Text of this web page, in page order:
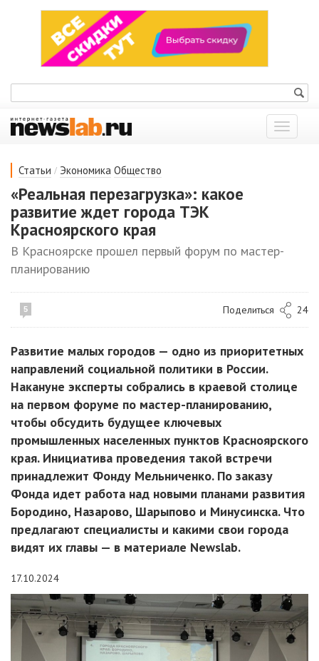
Показать
меню
Статьи / Экономика Общество
«Реальная перезагрузка»: какое
развитие ждет города ТЭК
Красноярского края
В Красноярске прошел первый форум по мастер-
планированию
5 Поделиться 24
Развитие малых городов — одно из приоритетных
направлений социальной политики в России.
Накануне эксперты собрались в краевой столице
на первом форуме по мастер-планированию,
чтобы обсудить будущее ключевых
промышленных населенных пунктов Красноярского
края. Инициатива проведения такой встречи
принадлежит Фонду Мельниченко. По заказу
Фонда идет работа над новыми планами развития
Бородино, Назарово, Шарыпово и Минусинска. Что
предлагают специалисты и какими свои города
видят их главы — в материале Newslab.
17.10.2024